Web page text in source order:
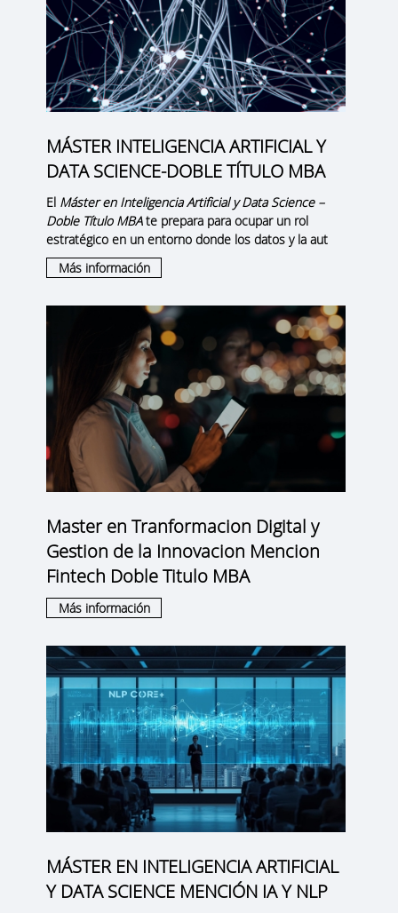
MÁSTER INTELIGENCIA ARTIFICIAL Y
DATA SCIENCE-DOBLE TÍTULO MBA
El Máster en Inteligencia Artificial y Data Science –
Doble Título MBAte prepara para ocupar un rol
estratégico en un entorno donde los datos y la aut
Más información
Master en Tranformacion Digital y
Gestion de la Innovacion Mencion
Fintech Doble Titulo MBA
Más información
MÁSTER EN INTELIGENCIA ARTIFICIAL
Y DATA SCIENCE MENCIÓN IA Y NLP